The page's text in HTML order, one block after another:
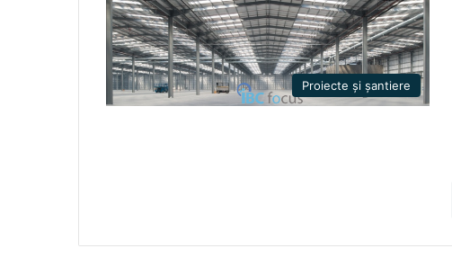
Proiecte și șantiere